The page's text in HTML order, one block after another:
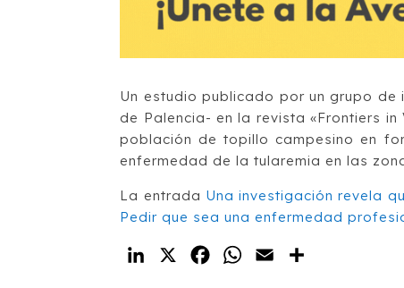
Un estudio publicado por un grupo
de Palencia- en la revista «Frontiers
población de topillo campesino en
enfermedad de la tularemia en las
La entrada Una investigación revela
Pedir que sea una enfermedad
LinkedIn
X FacebookWhatsApp
Email